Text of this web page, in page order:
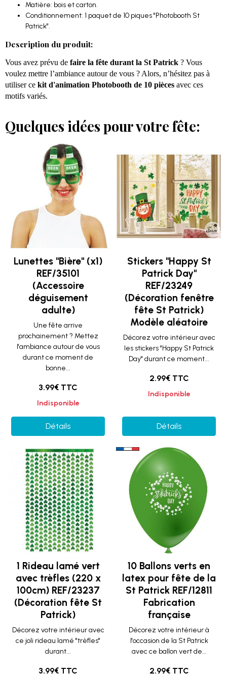
Matière: bois et carton.
Conditionnement: 1 paquet de 10 piques "Photobooth St
Patrick".
Description du produit:
Vous avez prévu de faire la fête durant la St Patrick ? Vous
voulez mettre l’ambiance autour de vous ? Alors, n’hésitez pas à
utiliser ce kit d'animation Photobooth de 10 pièces avec ces
motifs variés.
Quelques idées pour votre fête:
Lunettes "Bière" (x1)
REF/35101
(Accessoire
déguisement
adulte)
Une fête arrive
prochainement ? Mettez
l'ambiance autour de vous
durant ce moment de
bonne...
3.99€ TTC
Indisponible
Détails
Stickers "Happy St
Patrick Day"
REF/23249
(Décoration fenêtre
fête St Patrick)
Modèle aléatoire
Décorez votre intérieur avec
les stickers "Happy St Patrick
Day" durant ce moment...
2.99€ TTC
Indisponible
Détails
1 Rideau lamé vert
avec trèfles (220 x
100cm) REF/23237
(Décoration fête St
Patrick)
Décorez votre intérieur avec
ce joli rideau lamé "trèfles"
durant...
3.99€ TTC
10 Ballons verts en
latex pour fête de la
St Patrick REF/12811
Fabrication
française
Décorez votre intérieur à
l'occasion de la St Patrick
avec ce ballon vert de...
2.99€ TTC